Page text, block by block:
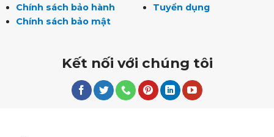
Chính sách bảo hành
Chính sách bảo mật
Tuyển dụng
Kết nối với chúng tôi